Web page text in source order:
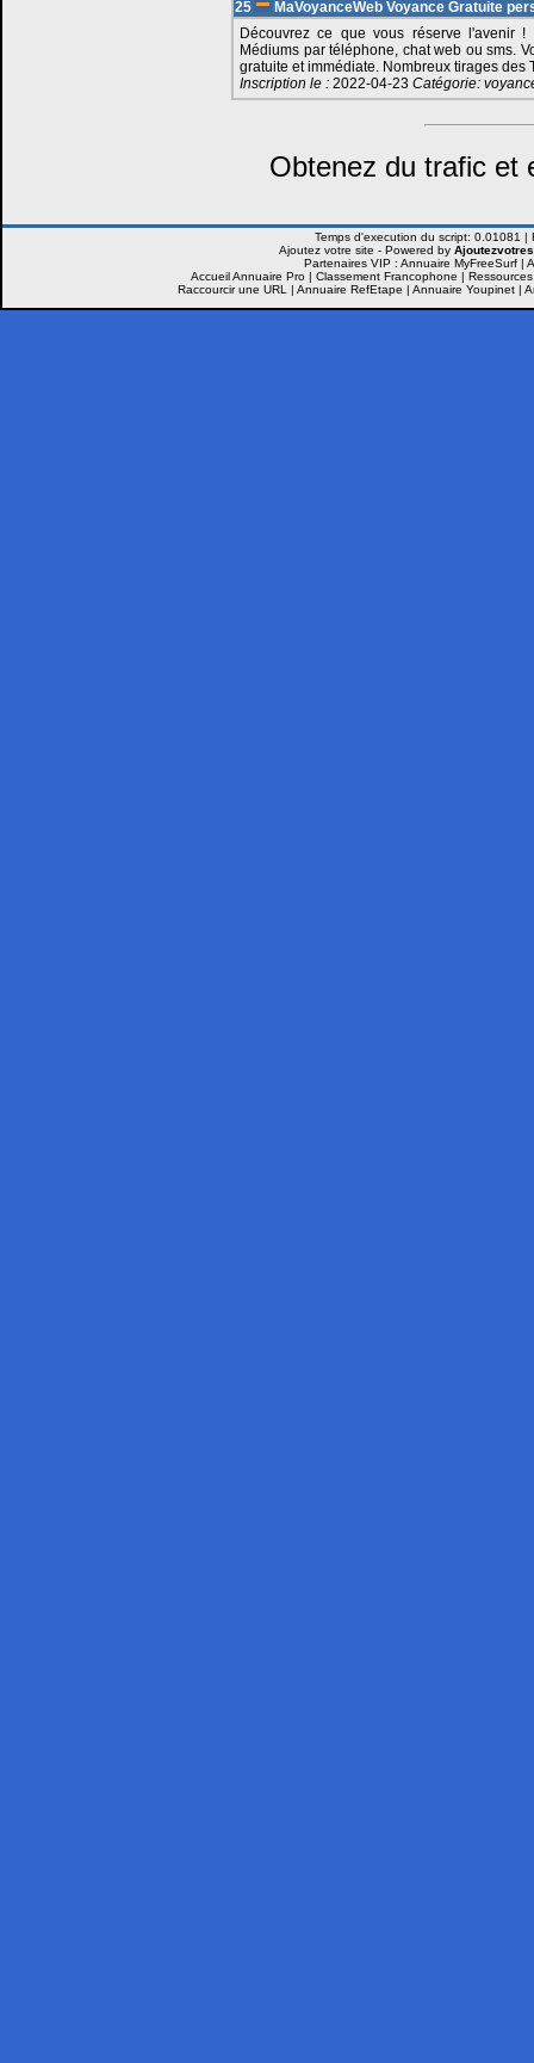
25
MaVoyanceWeb Voyance Gratuite
Découvrez ce que vous réserve l'avenir
Médiums par téléphone, chat web ou sms.
gratuite et immédiate. Nombreux tirages des
Inscription le : 2022-04-23 Catégorie:
Obtenez du trafic et
Ajoutez votre site - Powered by
Partenaires VIP : Annuaire MyFreeSurf|
Accueil Annuaire Pro| Classement Francophone |
Raccourcir une URL
| Annuaire RefEtape | Annuaire Youpinet |